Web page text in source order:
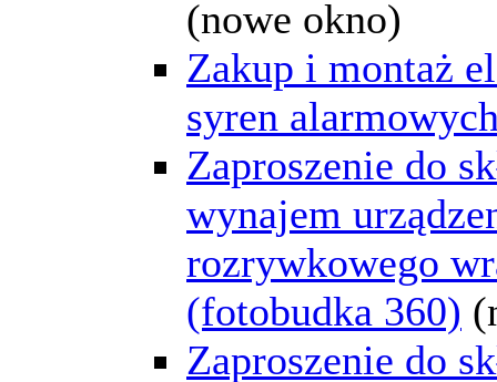
(nowe okno)
Zakup i montaż
syren
Zaproszenie do
wynajem
rozrywkowego
(fotobudka 360)
Zaproszenie do